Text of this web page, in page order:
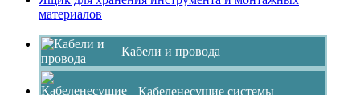
материалов
Кабели и провода
Кабеленесущие системы